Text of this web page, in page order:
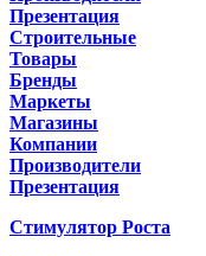
Презентация
Строительные
Товары
Бренды
Маркеты
Магазины
Компании
Производители
Презентация
Стимулятор Роста